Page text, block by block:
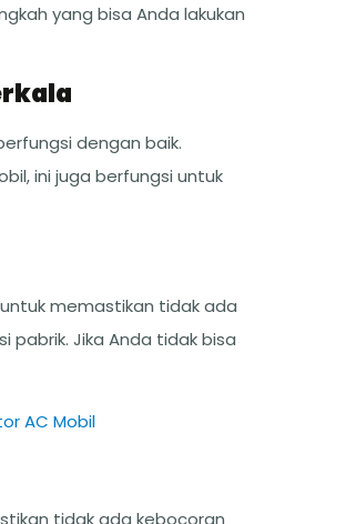
yang bisa Anda lakukan
dengan baik.
ini juga berfungsi untuk
memastikan tidak ada
pabrik. Jika Anda tidak bisa
AC Mobil